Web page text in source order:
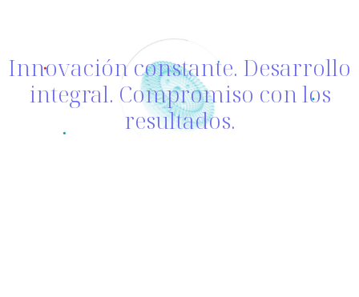
Innovación constante. Desarrollo
integral. Compromiso con los
resultados.